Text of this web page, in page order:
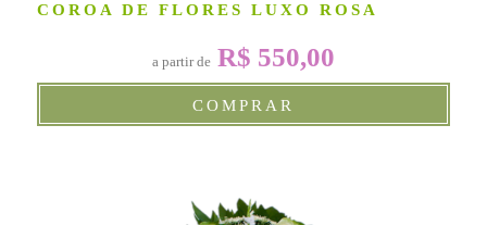
COROA DE FLORES LUXO ROSA
a partir de R$ 550,00
COMPRAR